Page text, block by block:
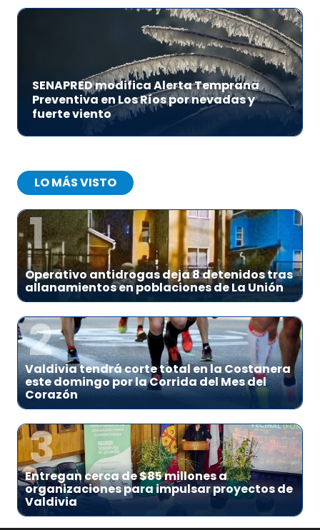
SENAPRED modifica Alerta Temprana
Preventiva en Los Ríos por nevadas y
fuerte viento
LO MÁS VISTO
1
Operativo antidrogas deja 8 detenidos tras
allanamientos en poblaciones de La Unión
2
Valdivia tendrá corte total en la Costanera
este domingo por la Corrida del Mes del
Corazón
3
Entregan cerca de $85 millones a
organizaciones para impulsar proyectos de
Valdivia